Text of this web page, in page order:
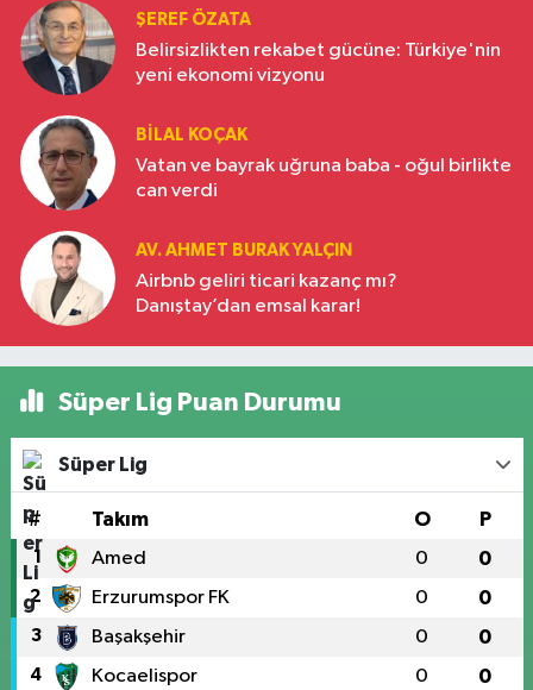
ŞEREF ÖZATA
Belirsizlikten rekabet gücüne: Türkiye'nin
yeni ekonomi vizyonu
BILAL KOÇAK
Vatan ve bayrak uğruna baba - oğul birlikte
can verdi
AV. AHMET BURAK YALÇIN
Airbnb geliri ticari kazanç mı?
Danıştay’dan emsal karar!
Süper Lig Puan Durumu
Süper Lig
# Takım O P
1 Amed 0 0
2 Erzurumspor FK 0 0
3 Başakşehir 0 0
4 Kocaelispor 0 0